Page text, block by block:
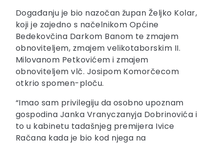
Događanju je bio nazočan župan Željko Kolar,
koji je zajedno s načelnikom Općine
Bedekovčina Darkom Banom te zmajem
obnoviteljem, zmajem velikotaborskim II.
Milovanom Petkovićem i zmajem
obnoviteljem vlč. Josipom Komorčecom
otkrio spomen-ploču.
“Imao sam privilegiju da osobno upoznam
gospodina Janka Vranyczanyja Dobrinovića i
to u kabinetu tadašnjeg premijera Ivice
Račana kada je bio kod njega na